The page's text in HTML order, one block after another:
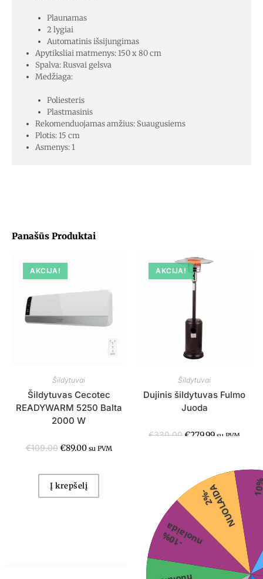
Panašūs Produktai
AKCIJA!
Šildytuvai
Šildytuvas Cecotec
READYWARM 5250 Balta
2000 W
€109.00 €89.00 su PVM
Į krepšelį
AKCIJA!
Šildytuvai
Dujinis šildytuvas Fulmo
Juoda
€330.00€279.99 su PVM
Plaunamas
2 lygiai
Automatinis išsijungimas
Apytiksliai matmenys: 150 x 80 cm
Spalva: Rusvai gelsva
Medžiaga:
Poliesteris
Plastmasinis
Rekomenduojamas amžius: Suaugusiems
Plotis: 15 cm
Asmenys: 1
-
1
0
%
n
u
o
l
a
i
d
a
2
%
-
N
U
O
L
A
I
D
A